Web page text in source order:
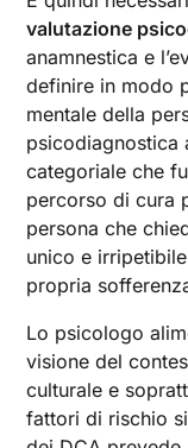
valutazione
anamnestica e
definire in modo
mentale della
psicodiagnostica
categoriale che
percorso di cura
persona che
unico e
propria
Lo psicologo
visione del
culturale e
fattori di rischio